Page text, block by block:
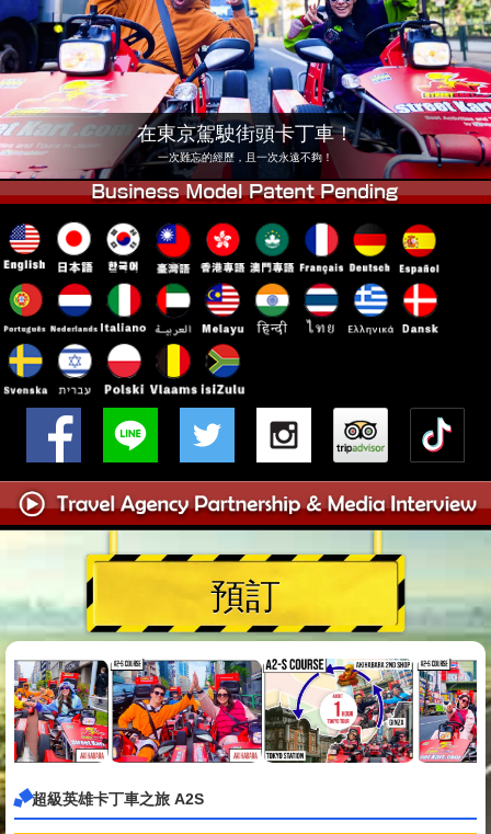
東京 品川 #1 東京 秋葉原 #1
東京 秋葉原 #2 東京 澀谷
東京 澀谷分店 東京灣
東京 淺草 大阪
沖繩
在東京駕駛街頭卡丁車！
一次難忘的經歷，且一次永遠不夠！
預訂
超級英雄卡丁車之旅 A2S